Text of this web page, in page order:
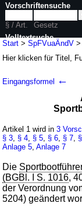
Start >SpFVuaÄndV
Hier klicken fürTitel,
(SpFVuaÄndV
V. v. 01.12.2022BGBl.
2 Änderungen
|
Eingangsformel ←
Artikel 1 wird in3
§ 3 § 4 § 5 § 6 § 7
Anlage 5 ,Anlage 7
Die
(BGBl. I S. 1016,
der Verordnung
5204) geändert
Vorschriftensuche
§ / Art.
Gesetz
Volltextsuche
nur in